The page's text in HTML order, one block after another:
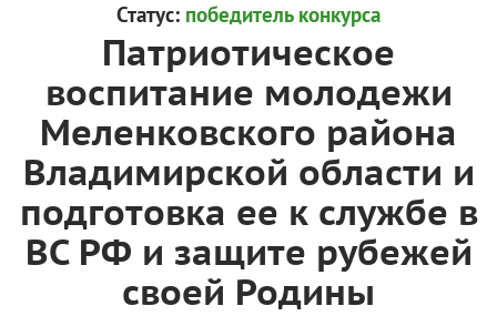
Статус: победитель конкурса
Патриотическое
воспитание молодежи
Меленковского района
Владимирской области и
подготовка ее к службе в
ВС РФ и защите рубежей
своей Родины